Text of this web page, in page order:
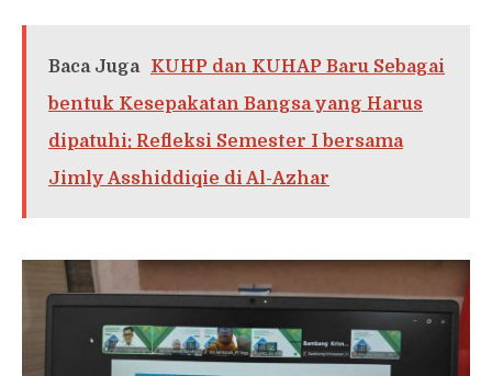
Baca Juga
KUHP dan KUHAP Baru Sebagai
bentuk Kesepakatan Bangsa yang Harus
dipatuhi: Refleksi Semester I bersama
Jimly Asshiddiqie di Al-Azhar